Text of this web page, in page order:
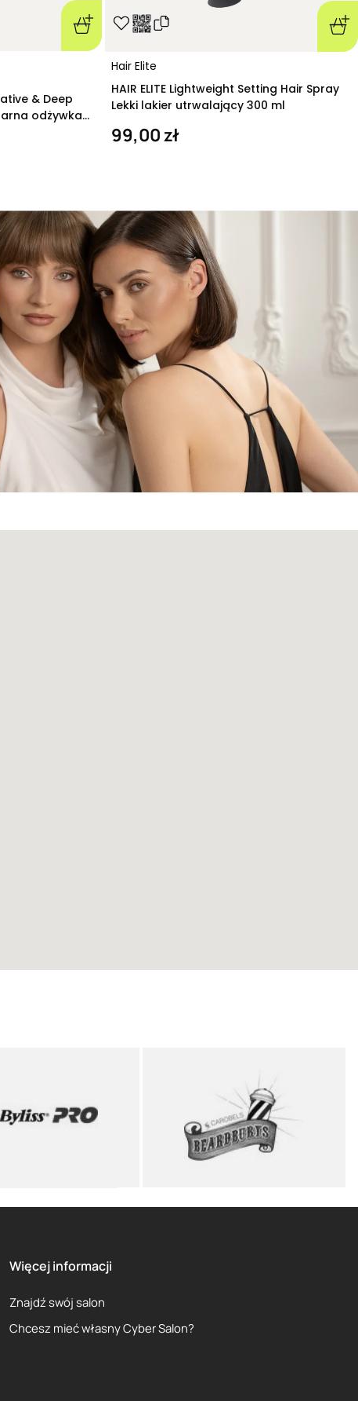
& Deep
odżywka
Hair Elite
HAIR ELITE Lightweight Setting Hair Spray
Lekki lakier utrwalający 300 ml
99,00 zł
Więcej informacji
Znajdź swój salon
Chcesz mieć własny Cyber Salon?